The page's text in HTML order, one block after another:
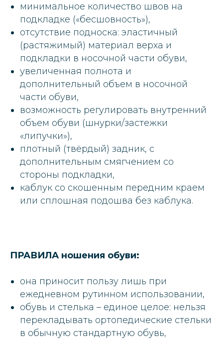
минимальное количество швов на
подкладке («бесшовность»),
отсутствие подноска: эластичный
(растяжимый) материал верха и
подкладки в носочной части обуви,
увеличенная полнота и
дополнительный объем в носочной
части обуви,
возможность регулировать внутренний
объем обуви (шнурки/застежки
«липучки»),
плотный (твёрдый) задник, с
дополнительным смягчением со
стороны подкладки,
каблук со скошенным передним краем
или сплошная подошва без каблука.
ПРАВИЛА ношения обуви:
она приносит пользу лишь при
ежедневном рутинном использовании,
обувь и стелька – единое целое: нельзя
перекладывать ортопедические стельки
в обычную стандартную обувь,